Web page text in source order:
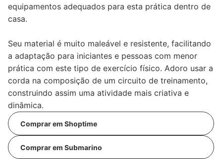
equipamentos adequados para esta prática dentro de
casa.
Seu material é muito maleável e resistente, facilitando
a adaptação para iniciantes e pessoas com menor
prática com este tipo de exercício físico. Adoro usar a
corda na composição de um circuito de treinamento,
construindo assim uma atividade mais criativa e
dinâmica.
Comprar em Shoptime
Comprar em Submarino